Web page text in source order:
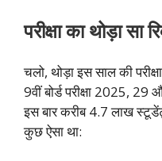
परीक्षा का थोड़ा सा
चलो, थोड़ा इस साल की
9वीं बोर्ड परीक्षा 2025,
इस बार करीब 4.7 लाख
कुछ ऐसा था: